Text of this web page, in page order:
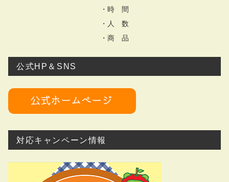
・時 間
・人 数
・商 品
公式HP＆SNS
対応キャンペーン情報